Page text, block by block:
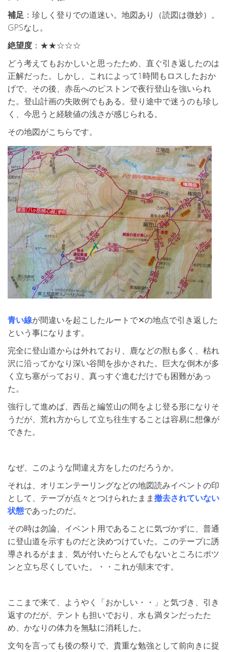
補足 ：珍しく登りでの道迷い。地図あり（読図は微妙）。
GPSなし。
絶望度 ：★★☆☆☆
どう考えてもおかしいと思ったため、直ぐ引き返したのは
正解だった。しかし、これによって1時間もロスしたおか
げで、その後、赤岳へのピストンで夜行登山を強いられ
た。登山計画の失敗例でもある。登り途中で迷うのも珍し
く、今思うと経験値の浅さが感じられる。
その地図がこちらです。
青い線が間違いを起こしたルートで✕の地点で引き返した
という事になります。
完全に登山道からは外れており、鹿などの獣も多く、枯れ
沢に沿ってかなり深い谷間を歩かされた。巨大な倒木が多
く立ち塞がっており、真っすぐ進むだけでも困難があっ
た。
強行して進めば、西岳と編笠山の間をよじ登る形になりそ
うだが、荒れ方からして立ち往生することは容易に想像が
できた。
なぜ、このような間違え方をしたのだろうか。
それは、オリエンテーリングなどの地図読みイベントの印
として、テープが点々とつけられたまま撤去されていない
状態であったのだ。
その時は勿論、イベント用であることに気づかずに、普通
に登山道を示すものだと決めつけていた。このテープに誘
導されるがまま、気が付いたらとんでもないところにポツ
ンと立ち尽くしていた。・・これが顛末です。
ここまで来て、ようやく「おかしい・・」と気づき、引き
返すのだが、テントも担いでおり、水も満タンだったた
め、かなりの体力を無駄に消耗した。
文句を言っても後の祭りで、貴重な勉強として前向きに捉